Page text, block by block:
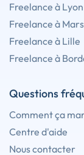
Freelance à Lyon
Freelance à
Freelance à Lille
Freelance à
Questions
Comment ça
Centre d'aide
Nous contacter